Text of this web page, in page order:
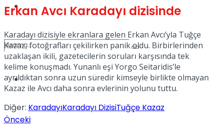
Dünya
Türkiye
No Result
View All Result
Erkan Avcı Karadayı dizisinde
Karadayı dizisiyle ekranlara gelen Erkan Avcı’yla Tuğçe
Kazaz, fotoğrafları çekilirken panik oldu. Birbirlerinden
uzaklaşan ikili, gazetecilerin soruları karşısında tek
kelime konuşmadı. Yunanlı eşi Yorgo Seitaridis’le
ayrıldıktan sonra uzun süredir kimseyle birlikte olmayan
Kazaz ile Avcı daha sonra evlerinin yolunu tuttu.
Diğer: KaradayıKaradayı DizisiTuğçe Kazaz
Önceki